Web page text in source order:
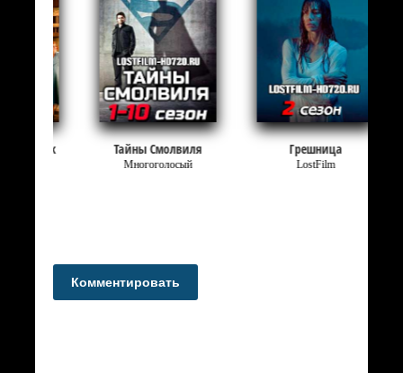
Тайны Смолвиля
Многоголосый
Грешница
Комментировать